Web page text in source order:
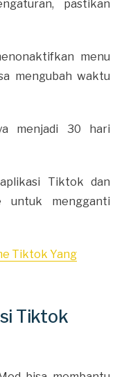
pastikan
menu
mengubah waktu
menjadi 30 hari
Tiktok dan
mengganti
Tiktok Yang
Tiktok